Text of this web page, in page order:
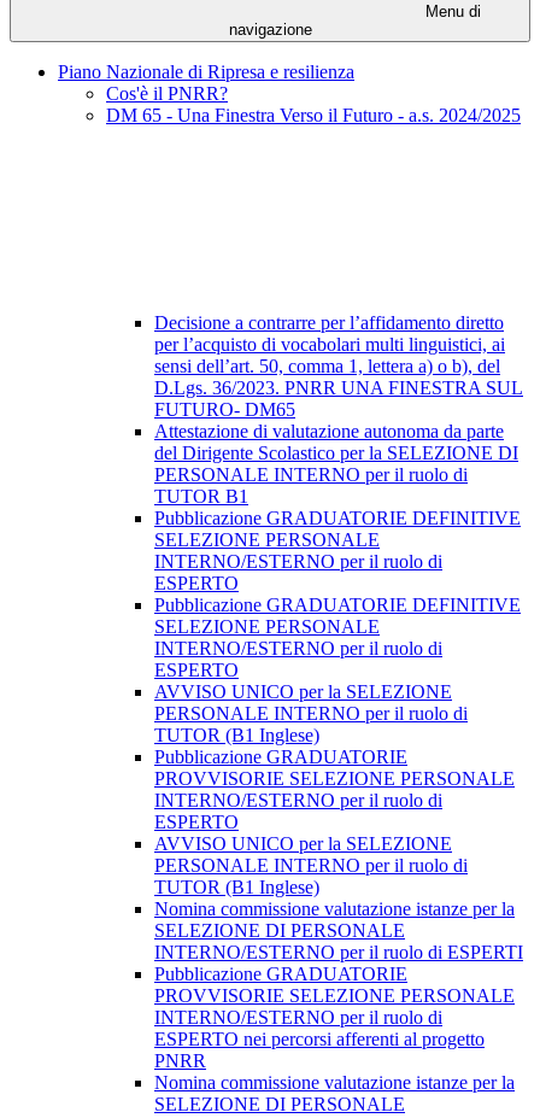
Menu di
navigazione
Piano Nazionale di Ripresa e resilienza
Cos'è il PNRR?
DM 65 - Una Finestra Verso il Futuro - a.s. 2024/2025
Decisione a contrarre per l’affidamento diretto
per l’acquisto di vocabolari multi linguistici, ai
sensi dell’art. 50, comma 1, lettera a) o b), del
D.Lgs. 36/2023. PNRR UNA FINESTRA SUL
FUTURO- DM65
Attestazione di valutazione autonoma da parte
del Dirigente Scolastico per la SELEZIONE DI
PERSONALE INTERNO per il ruolo di
TUTOR B1
Pubblicazione GRADUATORIE DEFINITIVE
SELEZIONE PERSONALE
INTERNO/ESTERNO per il ruolo di
ESPERTO
Pubblicazione GRADUATORIE DEFINITIVE
SELEZIONE PERSONALE
INTERNO/ESTERNO per il ruolo di
ESPERTO
AVVISO UNICO per la SELEZIONE
PERSONALE INTERNO per il ruolo di
TUTOR (B1 Inglese)
Pubblicazione GRADUATORIE
PROVVISORIE SELEZIONE PERSONALE
INTERNO/ESTERNO per il ruolo di
ESPERTO
AVVISO UNICO per la SELEZIONE
PERSONALE INTERNO per il ruolo di
TUTOR (B1 Inglese)
Nomina commissione valutazione istanze per la
SELEZIONE DI PERSONALE
INTERNO/ESTERNO per il ruolo di ESPERTI
Pubblicazione GRADUATORIE
PROVVISORIE SELEZIONE PERSONALE
INTERNO/ESTERNO per il ruolo di
ESPERTO nei percorsi afferenti al progetto
PNRR
Nomina commissione valutazione istanze per la
SELEZIONE DI PERSONALE